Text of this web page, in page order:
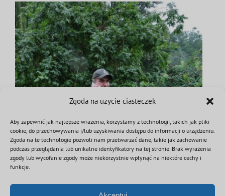
Zgoda na użycie ciasteczek
Aby zapewnić jak najlepsze wrażenia, korzystamy z technologii, takich jak pliki
cookie, do przechowywania i/lub uzyskiwania dostępu do informacji o urządzeniu.
Zgoda na te technologie pozwoli nam przetwarzać dane, takie jak zachowanie
podczas przeglądania lub unikalne identyfikatory na tej stronie. Brak wyrażenia
zgody lub wycofanie zgody może niekorzystnie wpłynąć na niektóre cechy i
funkcje.